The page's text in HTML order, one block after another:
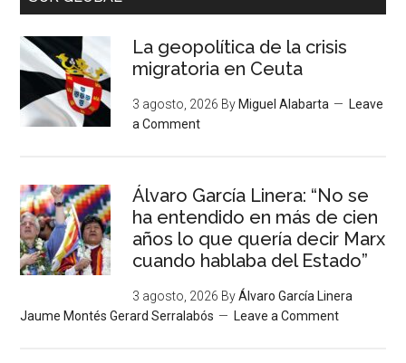
La geopolítica de la crisis
migratoria en Ceuta
3 agosto, 2026 By Miguel Alabarta
Leave
a Comment
Álvaro García Linera: “No se
ha entendido en más de cien
años lo que quería decir Marx
cuando hablaba del Estado”
3 agosto, 2026 ByÁlvaro García Linera
Jaume Montés Gerard Serralabós
Leave a Comment